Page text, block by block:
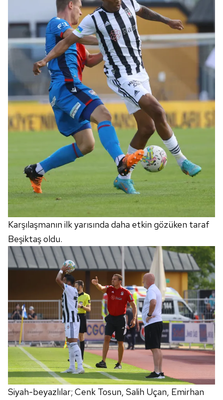
Karşılaşmanın ilk yarısında daha etkin gözüken taraf
Beşiktaş oldu.
Siyah-beyazlılar; Cenk Tosun, Salih Uçan, Emirhan